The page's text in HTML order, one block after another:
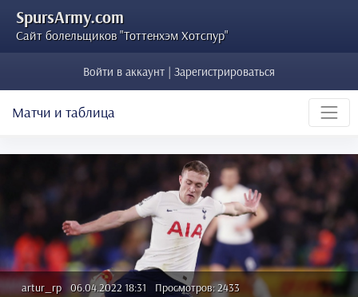
SpursArmy.com
Сайт болельщиков "Тоттенхэм Хотспур"
Войти в аккаунт | Зарегистрироваться
Матчи и таблица
artur_rp 06.04.2022 18:31 Просмотров: 2433